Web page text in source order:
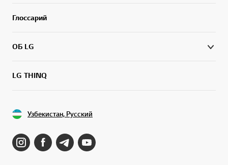
Глоссарий
ОБ LG
LG THINQ
Узбекистан, Русский